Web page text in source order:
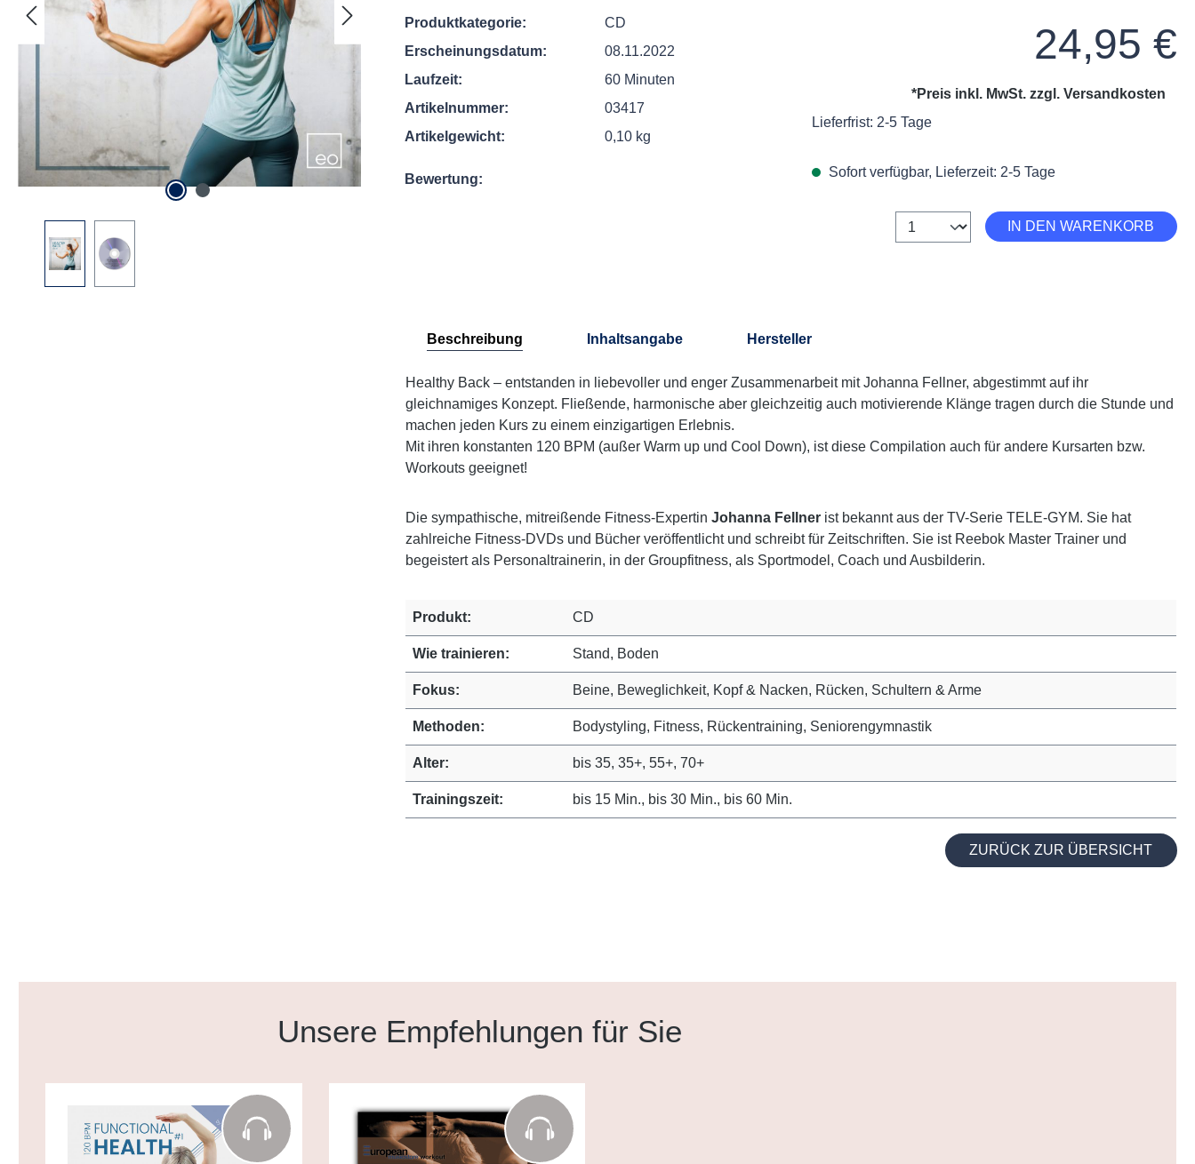
Produktkategorie:
CD
Erscheinungsdatum:
08.11.2022
Laufzeit:
60 Minuten
Artikelnummer:
03417
Artikelgewicht:
0,10 kg
Bewertung:
24,95 €
*Preis inkl. MwSt. zzgl. Versandkosten
Lieferfrist: 2-5 Tage
Sofort verfügbar, Lieferzeit: 2-5 Tage
Anzahl IN DEN WARENKORB
Beschreibung Inhaltsangabe Hersteller
Healthy Back – entstanden in liebevoller und enger Zusammenarbeit mit Johanna Fellner, abgestimmt auf ihr
gleichnamiges Konzept. Fließende, harmonische aber gleichzeitig auch motivierende Klänge tragen durch die Stunde und
machen jeden Kurs zu einem einzigartigen Erlebnis.
Mit ihren konstanten 120 BPM (außer Warm up und Cool Down), ist diese Compilation auch für andere Kursarten bzw.
Workouts geeignet!
Die sympathische, mitreißende Fitness-Expertin Johanna Fellnerist bekannt aus der TV-Serie TELE-GYM. Sie hat
zahlreiche Fitness-DVDs und Bücher veröffentlicht und schreibt für Zeitschriften. Sie ist Reebok Master Trainer und
begeistert als Personaltrainerin, in der Groupfitness, als Sportmodel, Coach und Ausbilderin.
Produkt: CD
Wie trainieren: Stand, Boden
Fokus: Beine, Beweglichkeit, Kopf & Nacken, Rücken, Schultern & Arme
Methoden: Bodystyling, Fitness, Rückentraining, Seniorengymnastik
Alter: bis 35, 35+, 55+, 70+
Trainingszeit: bis 15 Min., bis 30 Min., bis 60 Min.
ZURÜCK ZUR ÜBERSICHT
Unsere Empfehlungen für Sie